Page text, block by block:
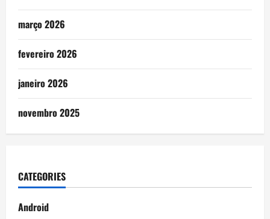
março 2026
fevereiro 2026
janeiro 2026
novembro 2025
CATEGORIES
Android